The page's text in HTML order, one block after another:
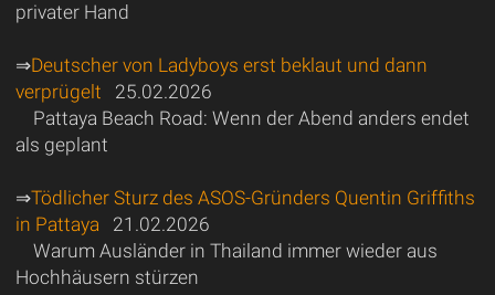
privater Hand
⇒Deutscher von Ladyboys erst beklaut und dann
verprügelt 25.02.2026
Pattaya Beach Road: Wenn der Abend anders endet
als geplant
⇒Tödlicher Sturz des ASOS-Gründers Quentin Griffiths
in Pattaya 21.02.2026
Warum Ausländer in Thailand immer wieder aus
Hochhäusern stürzen